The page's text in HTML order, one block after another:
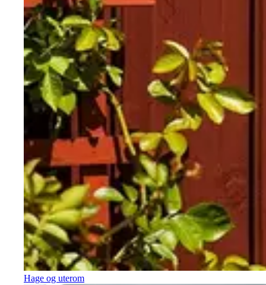
Hage og uterom